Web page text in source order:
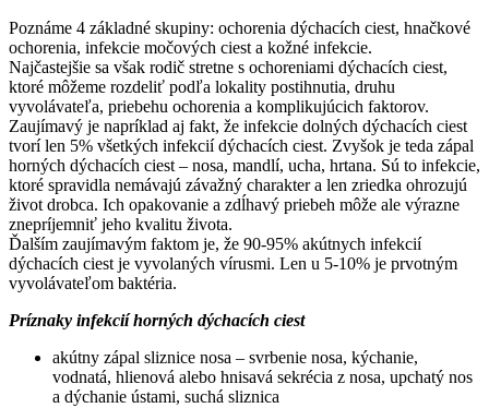
Poznáme 4 základné skupiny: ochorenia dýchacích ciest, hnačkové
ochorenia, infekcie močových ciest a kožné infekcie.
Najčastejšie sa však rodič stretne s ochoreniami dýchacích ciest,
ktoré môžeme rozdeliť podľa lokality postihnutia, druhu
vyvolávateľa, priebehu ochorenia a komplikujúcich faktorov.
Zaujímavý je napríklad aj fakt, že infekcie dolných dýchacích ciest
tvorí len 5% všetkých infekcií dýchacích ciest. Zvyšok je teda zápal
horných dýchacích ciest – nosa, mandlí, ucha, hrtana. Sú to infekcie,
ktoré spravidla nemávajú závažný charakter a len zriedka ohrozujú
život drobca. Ich opakovanie a zdĺhavý priebeh môže ale výrazne
znepríjemniť jeho kvalitu života.
Ďalším zaujímavým faktom je, že 90-95% akútnych infekcií
dýchacích ciest je vyvolaných vírusmi. Len u 5-10% je prvotným
vyvolávateľom baktéria.
Príznaky infekcií horných dýchacích ciest
akútny zápal sliznice nosa – svrbenie nosa, kýchanie,
vodnatá, hlienová alebo hnisavá sekrécia z nosa, upchatý nos
a dýchanie ústami, suchá sliznica